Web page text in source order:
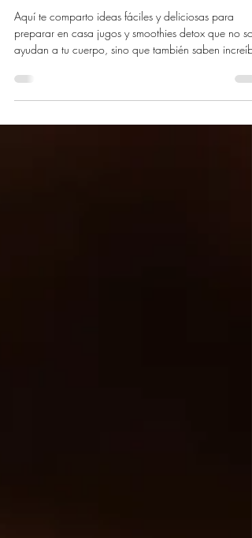
🥤 Jugos y smoothies detox para
iniciar el día con toda la energía
preparar en casa jugos y smoothies detox que no
ayudan a tu cuerpo, sino que también saben